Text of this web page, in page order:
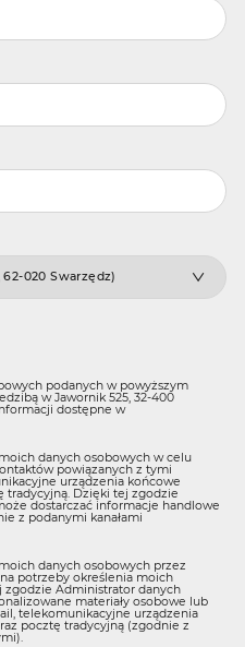
podanych w powyższym
w Jawornik 525, 32-400
dostępne w
danych osobowych w celu
powiązanych z tymi
urządzenia końcowe
tradycyjną. Dzięki tej zgodzie
dostarczać informacje handlowe
z podanymi kanałami
danych osobowych przez
potrzeby określenia moich
Administrator danych
materiały osobowe lub
telekomunikacyjne urządzenia
pocztę tradycyjną (zgodnie z